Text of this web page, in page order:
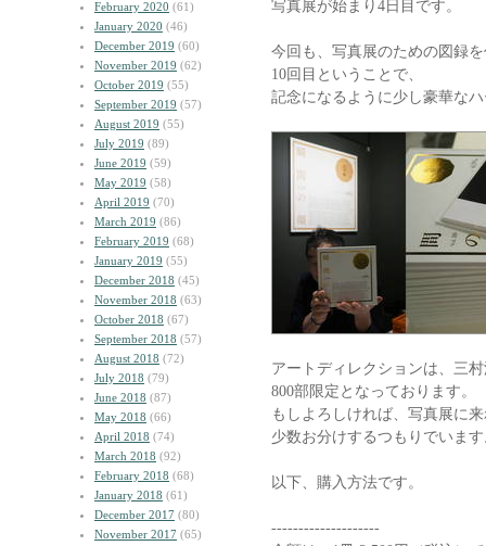
February 2020 (61)
January 2020 (46)
December 2019 (60)
November 2019 (62)
October 2019 (55)
September 2019 (57)
August 2019 (55)
July 2019 (89)
June 2019 (59)
May 2019 (58)
April 2019 (70)
March 2019 (86)
February 2019 (68)
January 2019 (55)
December 2018 (45)
November 2018 (63)
October 2018 (67)
September 2018 (57)
August 2018 (72)
July 2018 (79)
June 2018 (87)
May 2018 (66)
April 2018 (74)
March 2018 (92)
February 2018 (68)
January 2018 (61)
December 2017 (80)
November 2017 (65)
写真展が始まり4日目です。
今回も、写真展のための図録
10回目ということで、
記念になるように少し豪華な
アートディレクションは、三
800部限定となっております。
もしよろしければ、写真展に
少数お分けするつもりでいま
以下、購入方法です。
--------------------